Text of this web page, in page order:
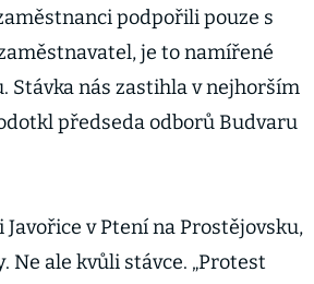
podpořili pouze s
je to namířené
nás zastihla v nejhorším
předseda odborů Budvaru
v Ptení na Prostějovsku,
Ne ale kvůli stávce. „Protest